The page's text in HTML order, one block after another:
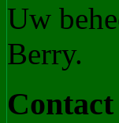
Uw
Berry.
Contact